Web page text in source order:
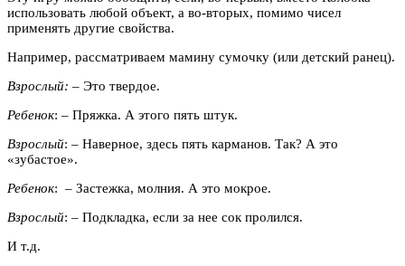
использовать любой объект, а во-вторых, помимо чисел
применять другие свойства.
Например, рассматриваем мамину сумочку (или детский ранец).
Взрослый: – Это твердое.
Ребенок: – Пряжка. А этого пять штук.
Взрослый: – Наверное, здесь пять карманов. Так? А это
«зубастое».
Ребенок: – Застежка, молния. А это мокрое.
Взрослый: – Подкладка, если за нее сок пролился.
И т.д.